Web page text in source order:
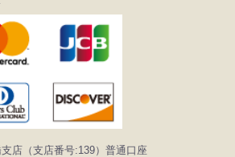
店（支店番号:139）普通口座